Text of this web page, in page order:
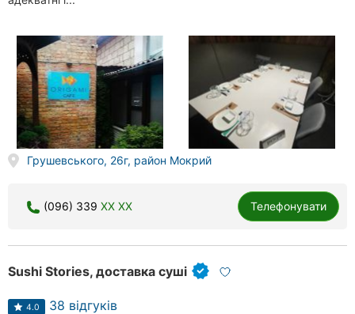
Грушевського, 26г, район Мокрий
(096) 339 XX XX Телефонувати
Sushi Stories, доставка суші
4.0 38 відгуків